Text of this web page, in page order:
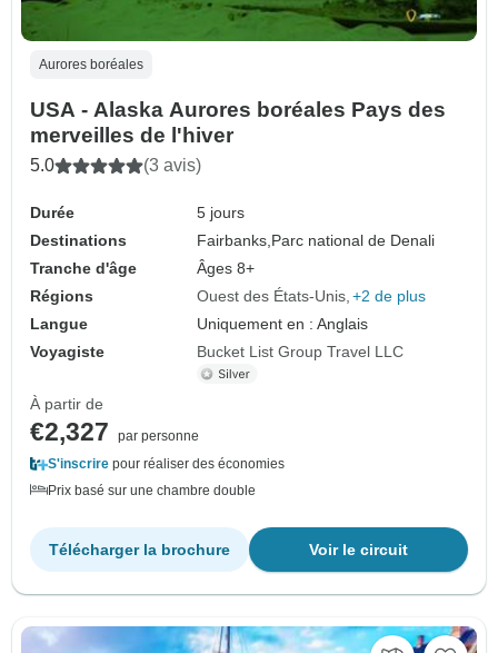
Aurores boréales
USA - Alaska Aurores boréales Pays des
merveilles de l'hiver
5.0 (3 avis)
Durée
5 jours
Destinations
Fairbanks, Parc national de Denali
Tranche d'âge
Âges 8+
Régions
Ouest des États-Unis +2 de plus
Langue
Uniquement en : Anglais
Voyagiste
Bucket List Group Travel LLC
À partir de
€2,327
par personne
S'inscrire pour réaliser des économies
Prix basé sur une chambre double
Voir le circuit
Télécharger la brochure